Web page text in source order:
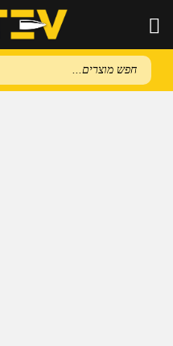
Products
search